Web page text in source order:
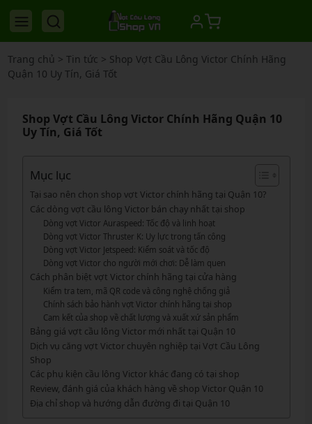
Trang chủ > Tin tức > Shop Vợt Cầu Lông Victor Chính Hãng
Quận 10 Uy Tín, Giá Tốt
Shop Vợt Cầu Lông Victor Chính Hãng Quận 10
Uy Tín, Giá Tốt
Mục lục
Tại sao nên chọn shop vợt Victor chính hãng tại Quận 10?
Các dòng vợt cầu lông Victor bán chạy nhất tại shop
Dòng vợt Victor Auraspeed: Tốc độ và linh hoạt
Dòng vợt Victor Thruster K: Uy lực trong tấn công
Dòng vợt Victor Jetspeed: Kiểm soát và tốc độ
Dòng vợt Victor cho người mới chơi: Dễ làm quen
Cách phân biệt vợt Victor chính hãng tại cửa hàng
Kiểm tra tem, mã QR code và công nghệ chống giả
Chính sách bảo hành vợt Victor chính hãng tại shop
Cam kết của shop về chất lượng và xuất xứ sản phẩm
Bảng giá vợt cầu lông Victor mới nhất tại Quận 10
Dịch vụ căng vợt Victor chuyên nghiệp tại Vợt Cầu Lông
Shop
Các phụ kiện cầu lông Victor khác đang có tại shop
Review, đánh giá của khách hàng về shop Victor Quận 10
Địa chỉ shop và hướng dẫn đường đi tại Quận 10